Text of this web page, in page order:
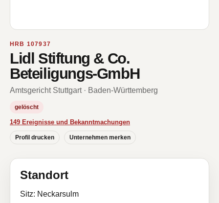
HRB 107937
Lidl Stiftung & Co.
Beteiligungs-GmbH
Amtsgericht Stuttgart · Baden-Württemberg
gelöscht
149 Ereignisse und Bekanntmachungen
Profil drucken Unternehmen merken
Standort
Sitz: Neckarsulm